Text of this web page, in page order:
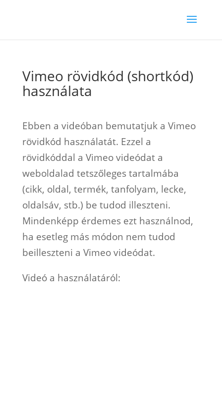
Vimeo rövidkód (shortkód)
használata
Ebben a videóban bemutatjuk a Vimeo
rövidkód használatát. Ezzel a
rövidkóddal a Vimeo videódat a
weboldalad tetszőleges tartalmába
(cikk, oldal, termék, tanfolyam, lecke,
oldalsáv, stb.) be tudod illeszteni.
Mindenképp érdemes ezt használnod,
ha esetleg más módon nem tudod
beilleszteni a Vimeo videódat.
Videó a használatáról: